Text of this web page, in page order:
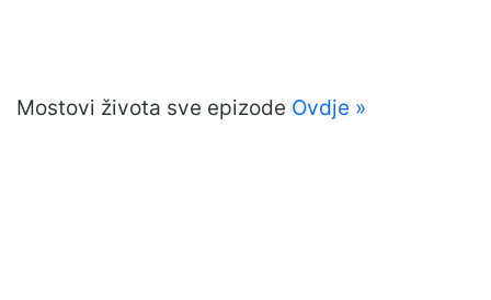
Mostovi života sve epizode Ovdje »